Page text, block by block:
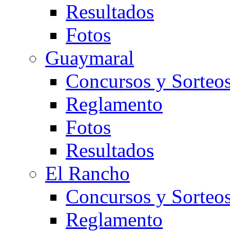
Resultados
Fotos
Guaymaral
Concursos y
Reglamento
Fotos
Resultados
El Rancho
Concursos y
Reglamento